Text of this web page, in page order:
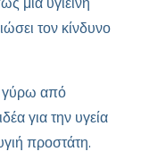
τον κίνδυνο
γύρω από
για την υγεία
προστάτη.